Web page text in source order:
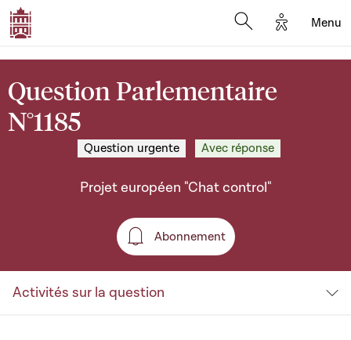
Options
Menu
Question Parlementaire
N°1185
Question urgente Avec réponse
Projet européen "Chat control"
Abonnement
Abonnement
Activités sur la question